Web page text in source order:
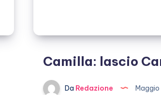
Camilla: lascio
Da Redazione Maggio